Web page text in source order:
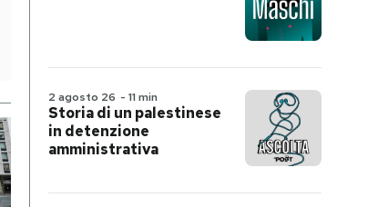
2 agosto 26 - 11 min
Storia di un palestinese
in detenzione
amministrativa